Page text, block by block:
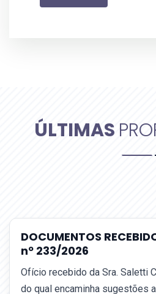
ÚLTIMAS
DOCUMENTOS
nº 233/2026
Ofício recebido da Sra. Saletti
do qual encaminha sugestões